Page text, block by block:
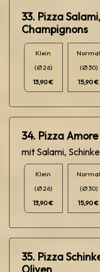
33. Pizza
Champignons
Klein
(Ø 26)
13,90 €
Normal
(Ø 30)
15,90 €
34. Pizza Amore
mit Salami,
Klein
(Ø 26)
13,90 €
Normal
(Ø 30)
15,90 €
35. Pizza